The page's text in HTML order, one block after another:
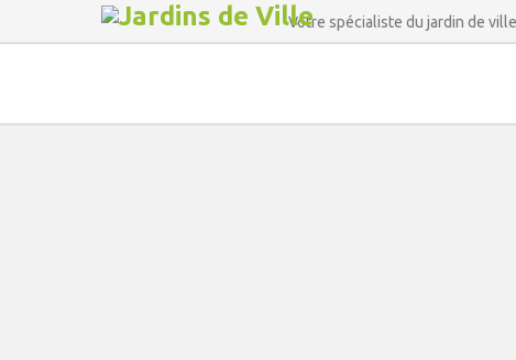
Votre spécialiste du jardin de ville